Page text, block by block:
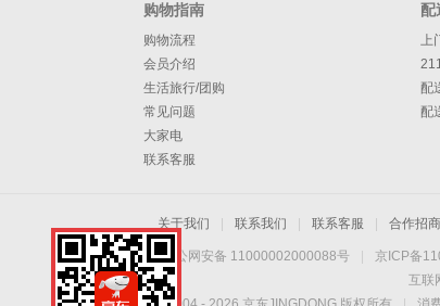
购物指南
购物流程
会员介绍
生活旅行/团购
常见问题
大家电
联系客服
配
上
配
配
关于我们 联系我们 联系客服 合作招商
京公网安备 11000002000088号 京ICP备
互联